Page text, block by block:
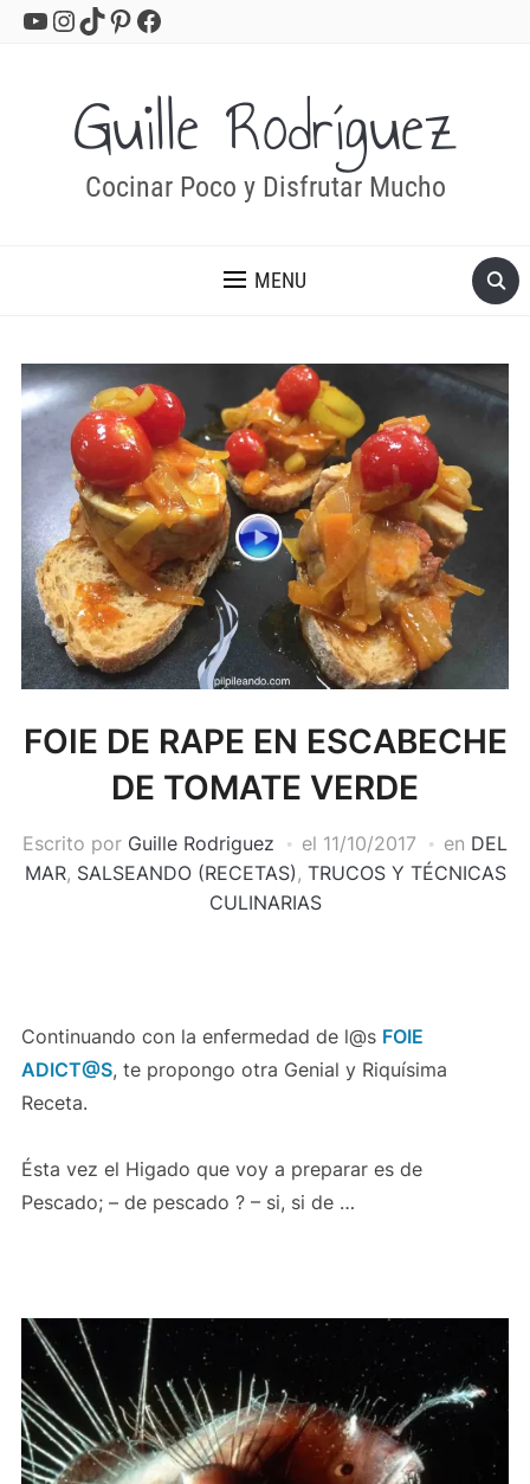
YouTube
Instagram
TikTok
Pinterest
Facebook
Guille Rodríguez
Cocinar Poco y Disfrutar Mucho
MENU
FOIE DE RAPE EN ESCABECHE
DE TOMATE VERDE
Escrito por Guille Rodriguez el 11/10/2017 en DEL
MAR, SALSEANDO (RECETAS) , TRUCOS Y TÉCNICAS
CULINARIAS
Continuando con la enfermedad de l@s FOIE
ADICT@S, te propongo otra Genial y Riquísima
Receta.
Ésta vez el Higado que voy a preparar es de
Pescado; – de pescado ? – si, si de …